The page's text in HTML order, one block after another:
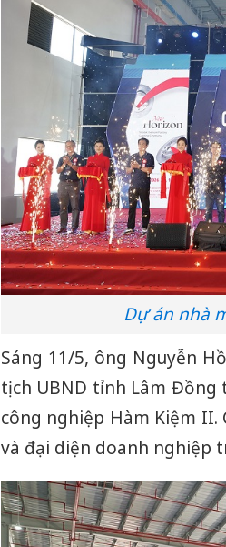
Dự án nhà
Sáng 11/5, ông Nguyễn
tịch UBND tỉnh Lâm
công nghiệp Hàm Kiệm II.
và đại diện doanh nghiệp